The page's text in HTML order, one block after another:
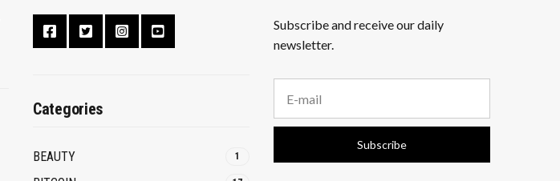
Categories
BEAUTY 1
Subscribe and receive our daily
newsletter.
a
i
a
Subscribe